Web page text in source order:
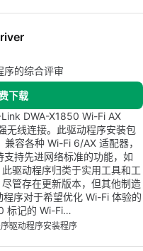
的综合评审
下载
DWA-X1850 Wi-Fi AX
无线连接。此驱动程序安装包
容各种 Wi-Fi 6/AX 适配器，
持先进网络标准的功能，如
驱动程序归类于实用工具和工
管存在更新版本，但其他制造
序对于希望优化 Wi-Fi 体验的
标记的 Wi-Fi…
驱动程序安装程序